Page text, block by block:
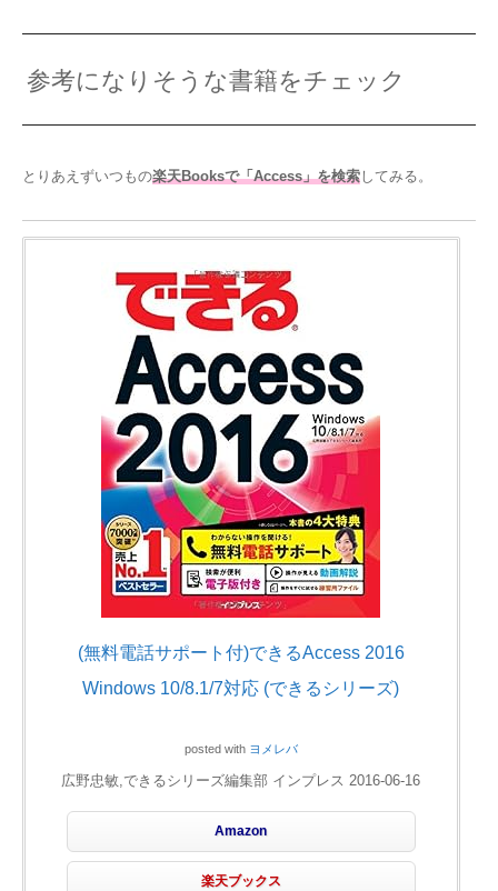
参考になりそうな書籍をチェック
とりあえずいつもの楽天Booksで「Access」を検索 してみる。
(無料電話サポート付)できるAccess 2016
Windows 10/8.1/7対応 (できるシリーズ)
posted with ヨメレバ
広野忠敏,できるシリーズ編集部 インプレス 2016-06-16
Amazon
楽天ブックス